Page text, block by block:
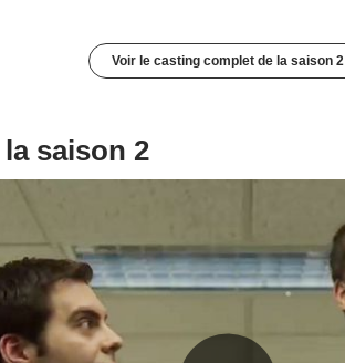
Voir le casting complet de la saison 2
saison 2